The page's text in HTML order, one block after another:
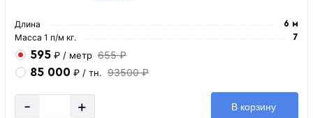
Длина 6 м
Масса 1 п/м кг. 7
595 ₽ / метр 655 ₽
85 000 ₽ / тн. 93500 ₽
- + В корзину